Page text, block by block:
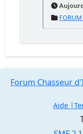
Forum Chasseur
Aide